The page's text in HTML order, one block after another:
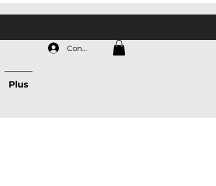
Connexion
Plus